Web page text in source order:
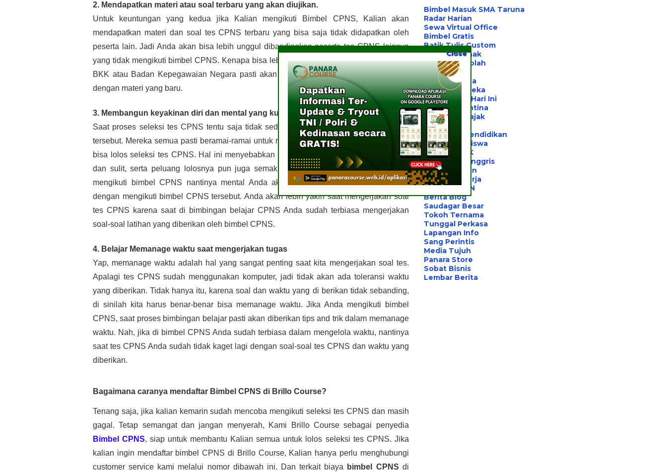
2. Mendapatkan materi atau soal terbaru yang akan diujikan.
Untuk keuntungan yang kedua jika Kalian mengikuti Bimbel CPNS, Kalian akan
mendapatkan materi dan soal tes CPNS terbaru yang bisa saja tidak didapatkan oleh
peserta lain. Jadi Anda akan bisa lebih unggul dibandingkan peserta tes CPNS lainnya
yang tidak mengikuti bimbel CPNS. Kenapa bisa lebih unggul ? Yap, hal ini dikarenakan
BKK atau Badan Kepegawaian Negara pasti akan membuat soal-soal ujian tes CPNS
dengan materi yang baru.
3. Membangun keyakinan diri dan mental yang kuat.
Saat proses seleksi tes CPNS tentu saja tidak sedikit orang yang mengikuti tes CPNS
tersebut. Mereka semua pasti beramai-ramai untuk mengikuti tes CPNS dengan harapan
bisa lolos seleksi tes CPNS. Hal ini menyebabkan persaingan tes CPNS semakin ketat
dan sulit, serta peluang lolosnya pun juga semakin tipis. Nah, keuntungan jika Anda
mengikuti bimbel CPNS nantinya mental Anda akan terlatih secara bertahap seiring
dengan mengikuti bimbel CPNS tersebut. Anda akan lebih yakin saat mengerjakan soal
tes CPNS karena saat di bimbingan belajar CPNS Anda sudah terbiasa mengerjakan
soal-soal latihan yang diberikan oleh bimbel CPNS.
4. Belajar Memanage waktu saat mengerjakan tugas
Yap, memanage waktu adalah hal yang sangat penting saat kita mengerjakan soal tes.
Apalagi tes CPNS sudah menggunakan komputer, jadi tidak akan ada toleransi waktu
yang diberikan. Tidak hanya itu, karena soal dan waktu yang di berikan tidak sebanding,
di sinilah kita harus benar-benar bisa memanage waktu. Jika Anda mengikuti bimbel
CPNS, saat proses bimbingan belajar pasti akan diberikan tips and trik dalam memanage
waktu. Nah, jika di bimbel CPNS Anda sudah terbiasa dalam mengelola waktu, nantinya
saat tes CPNS Anda sudah tidak kaget lagi dengan soal-soal tes CPNS dan waktu yang
diberikan.
Bagaimana caranya mendaftar Bimbel CPNS di Brillo Course?
Tenang saja, jika kalian kemarin sudah mencoba mengikuti seleksi tes CPNS dan masih
Bimbel CPNS, siap untuk membantu Kalian semua untuk lolos seleksi tes CPNS. Jika
kalian ingin mendaftar bimbel CPNS di Brillo Course, Kalian hanya perlu menghubungi
customer service kami melalui nomor dibawah ini. Dan terkait biaya
bimbel CPNS di
Bimbel Masuk SMA Taruna
Radar Harian
Sewa Virtual Office
Bimbel Gratis
Batik Tulis Custom
Pelatihan Anak
Aplikasi Sekolah
Warta Post
Media Jakarta
Komunitas Peka
Berita Jogja Hari Ini
Bimbel Karantina
Konsultan Pajak
Les Privat
Konsultan Pendidikan
Bimbel Beasiswa
Bimbel UTBK
Les Bahasa Inggris
Bimbel Unhan
Pelatihan Kerja
Bimbel BUMN
Berita Blog
Saudagar Besar
Tokoh Ternama
Tunggal Perkasa
Lapangan Info
Sang Perintis
Media Tujuh
Panara Store
Sobat Bisnis
Lembar Berita
Close